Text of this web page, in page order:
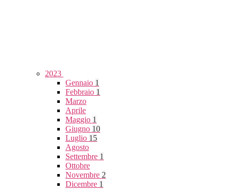
2023
Gennaio 1
Febbraio 1
Marzo
Aprile
Maggio 1
Giugno 10
Luglio 15
Agosto
Settembre 1
Ottobre
Novembre 2
Dicembre 1